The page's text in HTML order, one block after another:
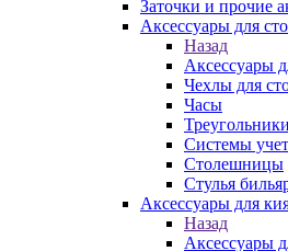
Заточки и прочие
Аксессуары для
Назад
Аксессуары
Чехлы для
Часы
Треугольники
Системы
Столешницы
Стулья
Аксессуары для
Назад
Аксессуары